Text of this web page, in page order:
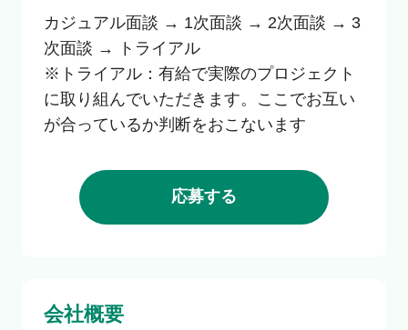
カジュアル面談 → 1次面談 → 2次面談 → 3
次面談 → トライアル
※トライアル：有給で実際のプロジェクト
に取り組んでいただきます。ここでお互い
が合っているか判断をおこないます
応募する
会社概要